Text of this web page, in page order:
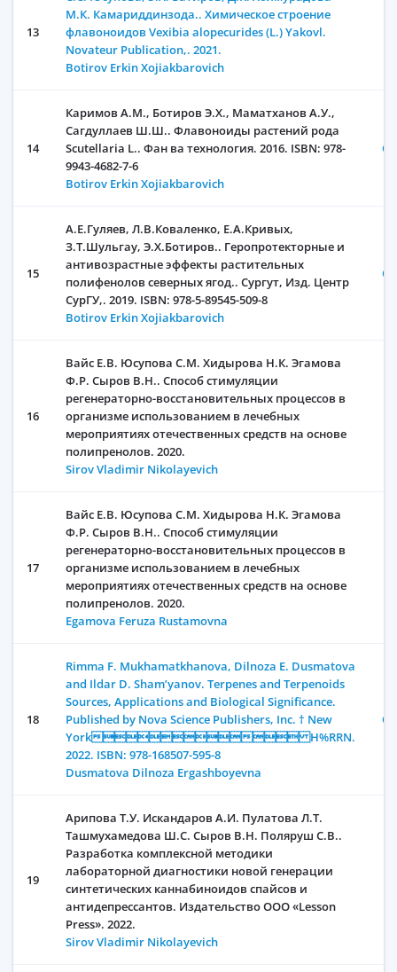
13
М.К. Камариддинзода.. Химическое строение
флавоноидов Vexibia alopecurides (L.) Yakovl.
Novateur Publication,. 2021.
Botirov Erkin Xojiakbarovich
14
Каримов А.М., Ботиров Э.Х., Маматханов А.У.,
Сагдуллаев Ш.Ш.. Флавоноиды растений рода
Scutellaria L.. Фан ва технология. 2016. ISBN: 978-
9943-4682-7-6
Botirov Erkin Xojiakbarovich
15
А.Е.Гуляев, Л.В.Коваленко, Е.А.Кривых,
З.Т.Шульгау, Э.Х.Ботиров.. Геропротекторные и
антивозрастные эффекты растительных
полифенолов северных ягод.. Сургут, Изд. Центр
СурГУ,. 2019. ISBN: 978-5-89545-509-8
Botirov Erkin Xojiakbarovich
16
Вайс Е.В. Юсупова С.М. Хидырова Н.К. Эгамова
Ф.Р. Сыров В.Н.. Способ стимуляции
регенераторно-восстановительных процессов в
организме использованием в лечебных
мероприятиях отечественных средств на основе
полипренолов. 2020.
Sirov Vladimir Nikolayevich
17
Вайс Е.В. Юсупова С.М. Хидырова Н.К. Эгамова
Ф.Р. Сыров В.Н.. Способ стимуляции
регенераторно-восстановительных процессов в
организме использованием в лечебных
мероприятиях отечественных средств на основе
полипренолов. 2020.
Egamova Feruza Rustamovna
18
Rimma F. Mukhamatkhanova, Dilnoza E. Dusmatova
and Ildar D. Sham’yanov. Terpenes and Terpenoids
Sources, Applications and Biological Significance.
Published by Nova Science Publishers, Inc. † New
York H%RRN.
2022. ISBN: 978-168507-595-8
Dusmatova Dilnoza Ergashboyevna
19
Арипова Т.У. Искандаров А.И. Пулатова Л.Т.
Ташмухамедова Ш.С. Сыров В.Н. Поляруш С.В..
Разработка комплексной методики
лабораторной диагностики новой генерации
синтетических каннабиноидов спайсов и
антидепрессантов. Издательство ООО «Lesson
Press». 2022.
Sirov Vladimir Nikolayevich